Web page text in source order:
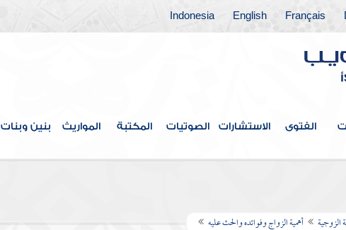
Français
English
Indonesia
الفتوى الاستشارات الصوتيات المكتبة المواريث بنين وبنات
الزوجية أهمية الزواج وفوائده والحث عليه